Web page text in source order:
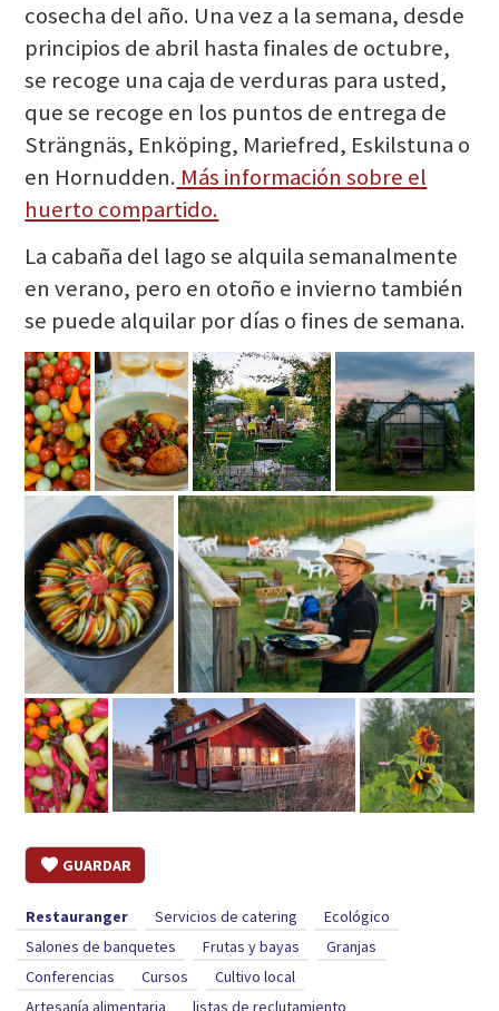
cosecha del año. Una vez a la semana, desde
principios de abril hasta finales de octubre,
se recoge una caja de verduras para usted,
que se recoge en los puntos de entrega de
Strängnäs, Enköping, Mariefred, Eskilstuna o
en Hornudden. Más información sobre el
huerto compartido.
La cabaña del lago se alquila semanalmente
en verano, pero en otoño e invierno también
se puede alquilar por días o fines de semana.
GUARDAR
Restauranger Servicios de catering
Ecológico
Salones de banquetes
Frutas y bayas
Granjas
Conferencias
Cursos
Cultivo local
Artesanía alimentaria
listas de reclutamiento